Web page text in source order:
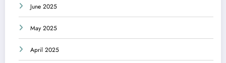
June 2025
May 2025
April 2025